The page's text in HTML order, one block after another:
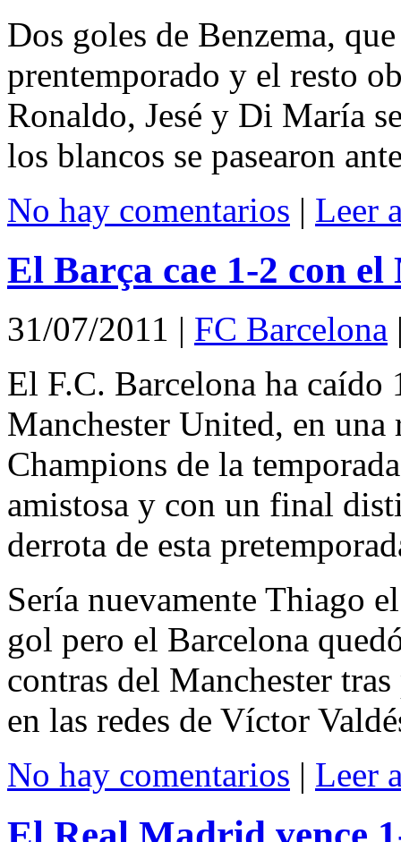
Dos goles de Benzema,
prentemporado y el resto
Ronaldo, Jesé y Di María
los blancos se pasearon
No hay comentarios | Leer
El Barça cae 1-2 con
31/07/2011 | FC Barcelona
El F.C. Barcelona ha caído
Manchester United, en
Champions de la
amistosa y con un final
derrota de esta
Sería nuevamente Thiago
gol pero el Barcelona
contras del Manchester
en las redes de Víctor
No hay comentarios | Leer